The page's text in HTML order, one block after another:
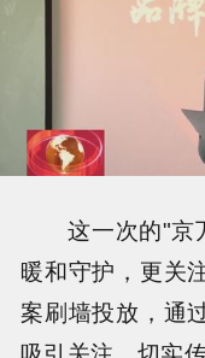
这一次的"京万
暖和守护，更关
案刷墙投放，通
吸引关注，切实